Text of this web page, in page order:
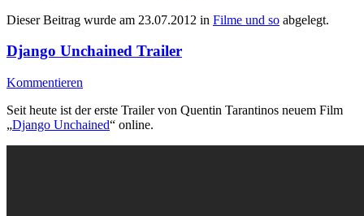
Dieser Beitrag wurde am 23.07.2012 in Filme und so abgelegt.
Django Unchained Trailer
Kommentieren
Seit heute ist der erste Trailer von Quentin Tarantinos neuem Film
„Django Unchained“ online.